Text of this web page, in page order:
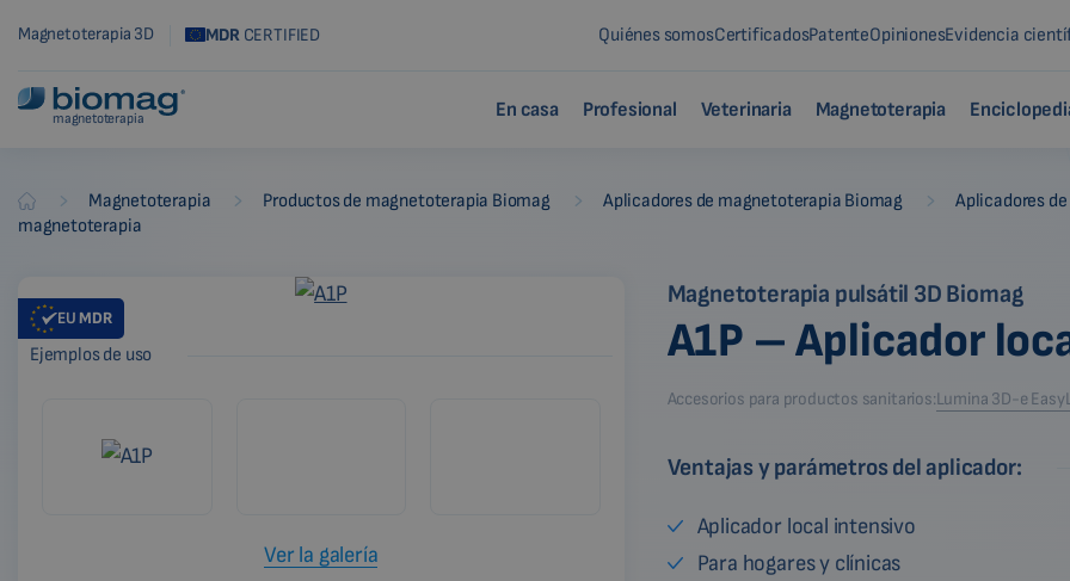
Magnetoterapia 3D MDRCERTIFIED Quiénes somosCertificadosPatenteOpinionesEvidencia
magnetoterapia En casa Profesional Veterinaria Magnetoterapia
Biomag Magnetoterapia Productos de magnetoterapia Biomag Aplicadores de magnetoterapia Biomag Aplicadores
magnetoterapia
EUMDR
Ejemplos de uso
Ver la galería
Magnetoterapia pulsátil 3D Biomag
A1P – Aplicador
Accesorios para productos sanitarios:Lumina 3D-e Easy
Ventajas y parámetros del aplicador:
Aplicador local intensivo
Para hogares y clínicas